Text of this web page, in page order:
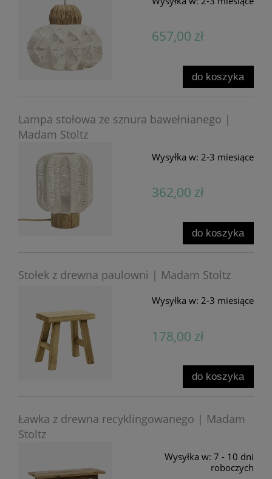
657,00 zł
do koszyka
Lampa stołowa ze sznura bawełnianego |
Madam Stoltz
Wysyłka w: 2-3 miesiące
362,00 zł
do koszyka
Stołek z drewna paulowni | Madam Stoltz
Wysyłka w: 2-3 miesiące
178,00 zł
do koszyka
Ławka z drewna recyklingowanego | Madam
Stoltz
Wysyłka w: 7 - 10 dni
roboczych